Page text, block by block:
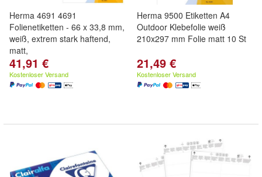
Herma 4691 4691
Folienetiketten - 66 x 33,8 mm,
weiß, extrem stark haftend,
matt,
41,91 €
Kostenloser Versand
Herma 9500 Etiketten A4
Outdoor Klebefolie weiß
210x297 mm Folie matt 10 St
21,49 €
Kostenloser Versand